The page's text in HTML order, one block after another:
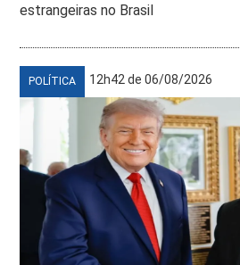
estrangeiras no Brasil
POLÍTICA 12h42 de 06/08/2026